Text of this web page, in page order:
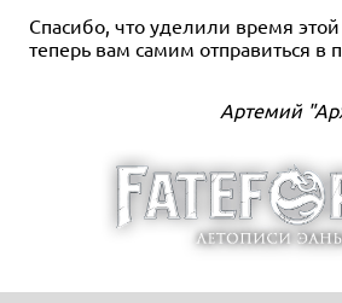
Спасибо, что уделили время этой
теперь вам самим отправиться в
Артемий